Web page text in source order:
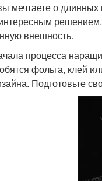
мечтаете о
внешность.
процесса
фольга, клей
Подготовьте